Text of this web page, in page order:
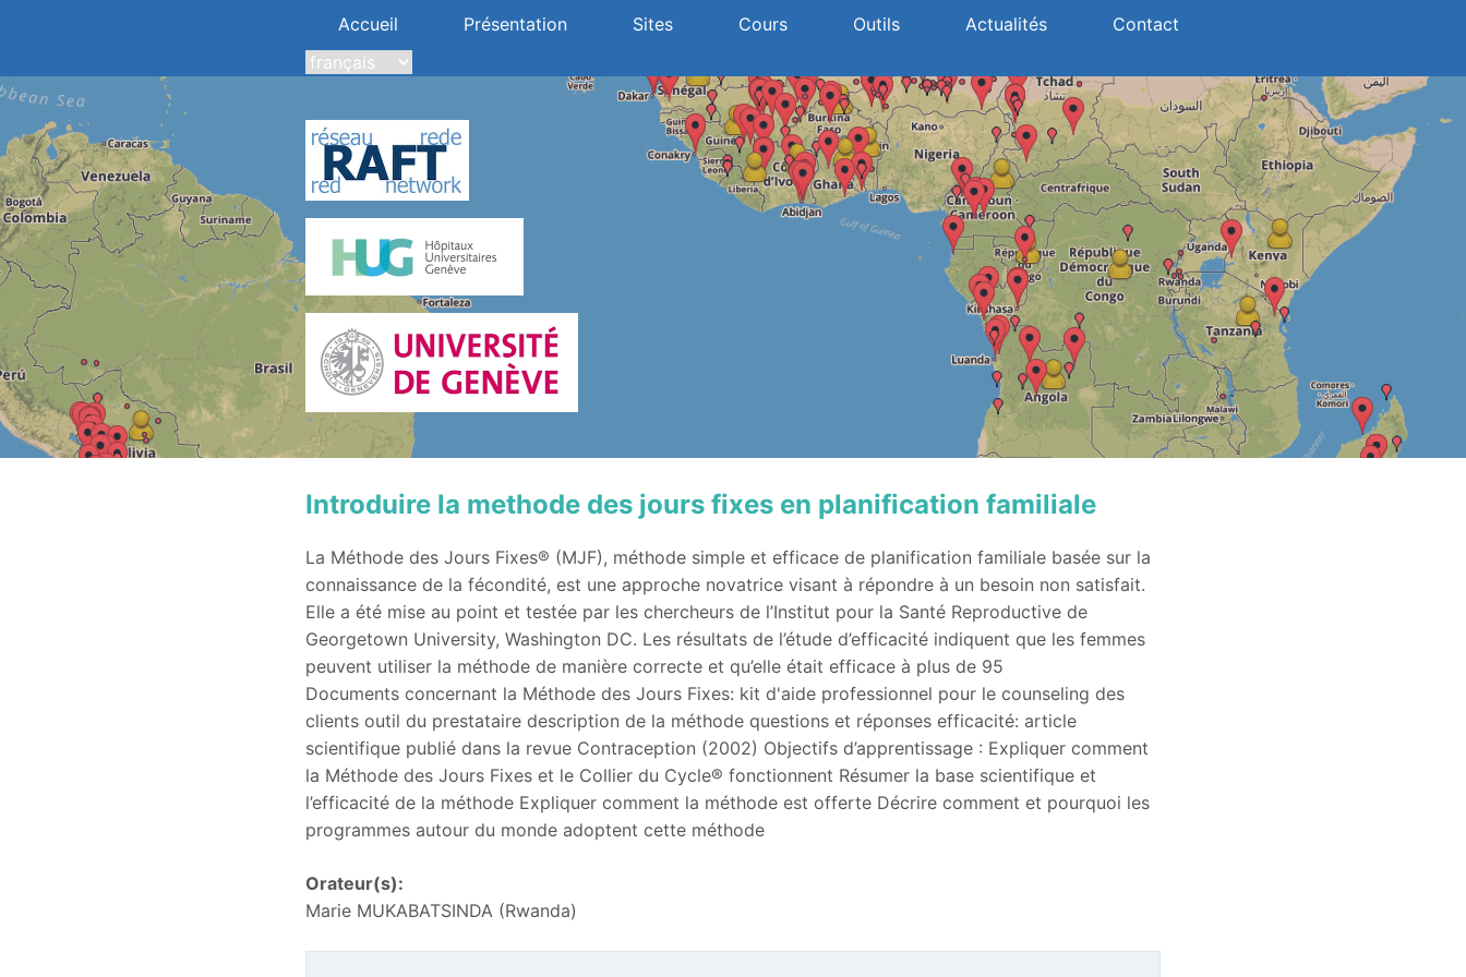
Accueil Présentation Sites Cours Outils Actualités Contact
Introduire la methode des jours fixes en planification familiale
La Méthode des Jours Fixes® (MJF), méthode simple et efficace de planification familiale basée sur la
connaissance de la fécondité, est une approche novatrice visant à répondre à un besoin non satisfait.
Elle a été mise au point et testée par les chercheurs de l’Institut pour la Santé Reproductive de
Georgetown University, Washington DC. Les résultats de l’étude d’efficacité indiquent que les femmes
peuvent utiliser la méthode de manière correcte et qu’elle était efficace à plus de 95
Documents concernant la Méthode des Jours Fixes: kit d'aide professionnel pour le counseling des
clients outil du prestataire description de la méthode questions et réponses efficacité: article
scientifique publié dans la revue Contraception (2002) Objectifs d’apprentissage : Expliquer comment
la Méthode des Jours Fixes et le Collier du Cycle® fonctionnent Résumer la base scientifique et
l’efficacité de la méthode Expliquer comment la méthode est offerte Décrire comment et pourquoi les
programmes autour du monde adoptent cette méthode
Orateur(s):
Marie MUKABATSINDA (Rwanda)